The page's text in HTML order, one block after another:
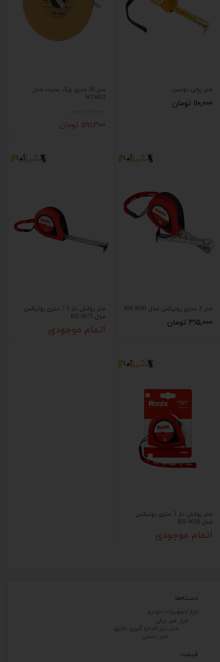
دسته‌ها
ابزار/تجهیزات/خودرو
ابزار غیر برقی
متر،تراز،اندازه گیری دقیق
متر دستی
قیمت
متر رولی تولسن
۱۱۰,۰۰۰ تومان
متر 50 متری ورک سایت مدل
WT4033
۵۹۱,۳۰۰ تومان
متر 3 متری رونیکس مدل RH-9030
۳۱۵,۰۰۰ تومان
متر روکش دار 7.5 متری رونیکس
مدل RH-9075
اتمام موجودی
متر روکش دار 5 متری رونیکس
مدل RH-9050
اتمام موجودی